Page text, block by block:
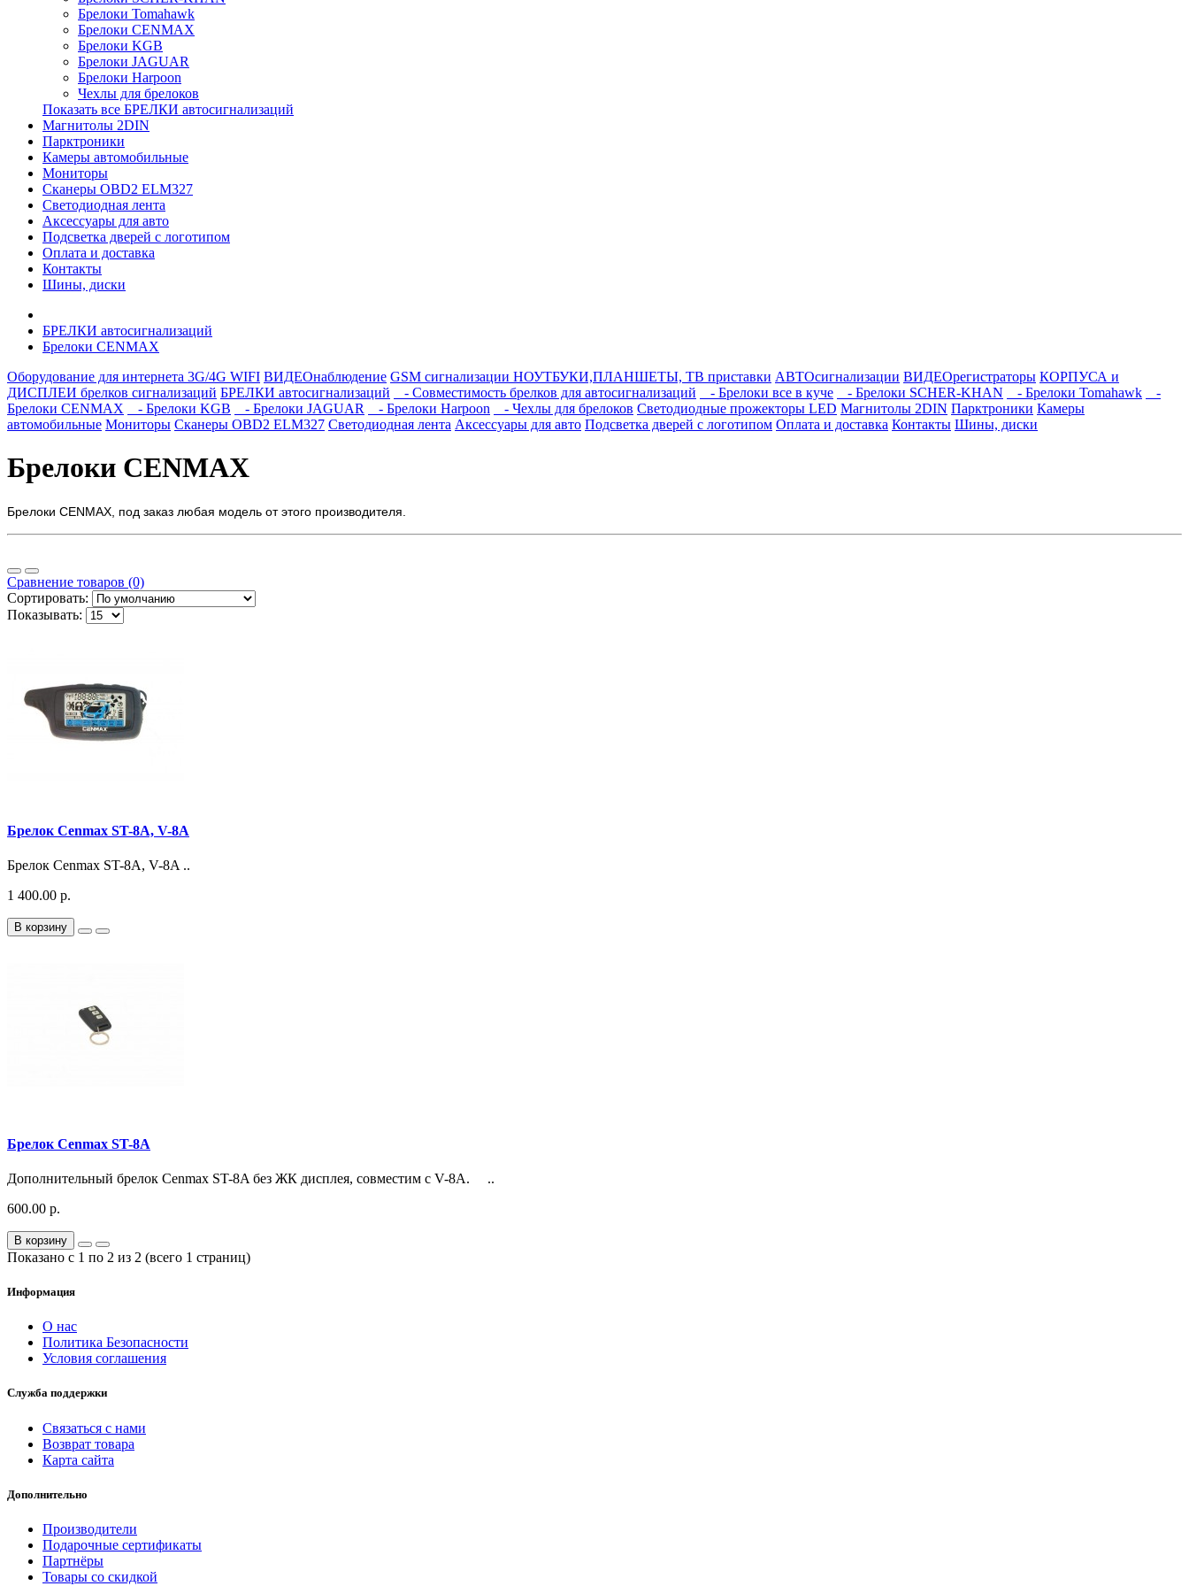
Брелоки Tomahawk
Брелоки CENMAX
Брелоки KGB
Брелоки JAGUAR
Брелоки Harpoon
Чехлы для брелоков
Показать все БРЕЛКИ автосигнализаций
Магнитолы 2DIN
Парктроники
Камеры автомобильные
Мониторы
Сканеры OBD2 ELM327
Светодиодная лента
Аксессуары для авто
Подсветка дверей с логотипом
Оплата и доставка
Контакты
Шины, диски
БРЕЛКИ автосигнализаций
Брелоки CENMAX
Оборудование для интернета 3G/4G WIFI ВИДЕОнаблюдение GSM сигнализации НОУТБУКИ,ПЛАНШЕТЫ, ТВ приставки АВТОсигнализации ВИДЕОрегистраторы КОРПУСА и
ДИСПЛЕИ брелков сигнализаций БРЕЛКИ автосигнализаций - Совместимость брелков для автосигнализаций - Брелоки все в куче - Брелоки SCHER-KHAN - Брелоки Tomahawk
-
Брелоки CENMAX
- Брелоки KGB - Брелоки JAGUAR - Брелоки Harpoon - Чехлы для брелоков Светодиодные прожекторы LED Магнитолы 2DIN Парктроники Камеры
автомобильные Мониторы Сканеры OBD2 ELM327 Светодиодная лента Аксессуары для авто Подсветка дверей с логотипом Оплата и доставка Контакты Шины, диски
Брелоки CENMAX
Брелоки CENMAX, под заказ любая модель от этого производителя.
Сравнение товаров (0)
Сортировать:
Показывать:
Брелок Cenmax ST-8А, V-8A
Брелок Cenmax ST-8А, V-8A ..
1 400.00 р.
В корзину
Брелок Cenmax ST-8A
Дополнительный брелок Cenmax ST-8A без ЖК дисплея, совместим с V-8A. ..
600.00 р.
В корзину
Показано с 1 по 2 из 2 (всего 1 страниц)
Информация
О нас
Политика Безопасности
Условия соглашения
Служба поддержки
Связаться с нами
Возврат товара
Карта сайта
Дополнительно
Производители
Подарочные сертификаты
Партнёры
Товары со скидкой